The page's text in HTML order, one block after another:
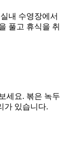
내 수영장에서
풀고 휴식을 취
세요. 볶은 녹두
가 있습니다.